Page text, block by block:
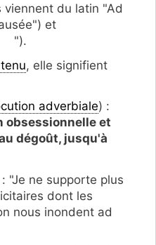
viennent du latin "Ad
et
").
, elle signifient
adverbiale) :
obsessionnelle et
dégoût, jusqu'à
"Je ne supporte plus
dont les
nous inondent ad